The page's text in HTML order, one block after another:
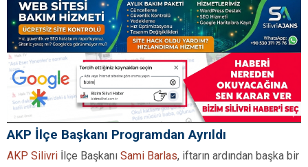
AKP İlçe Başkanı Programdan Ayrıldı
AKP Silivri İlçe Başkanı Sami Barlas, iftarın ardından başka bir